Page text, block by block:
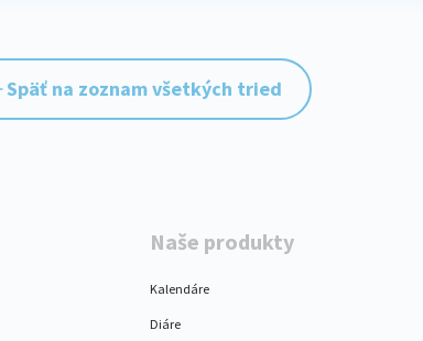
Späť na zoznam všetkých tried
Naše produkty
Kalendáre
Diáre